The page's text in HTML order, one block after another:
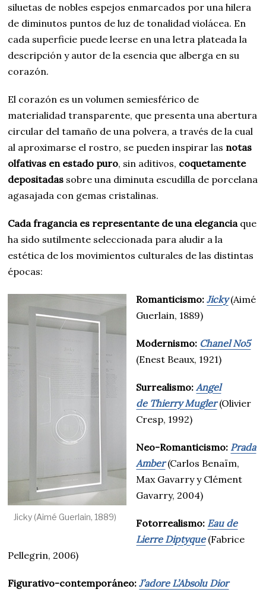
siluetas de nobles espejos enmarcados por una hilera
de diminutos puntos de luz de tonalidad violácea. En
cada superficie puede leerse en una letra plateada la
descripción y autor de la esencia que alberga en su
corazón.
El corazón es un volumen semiesférico de
materialidad transparente, que presenta una abertura
circular del tamaño de una polvera, a través de la cual
al aproximarse el rostro, se pueden inspirar las notas
olfativas en estado puro, sin aditivos, coquetamente
depositadas sobre una diminuta escudilla de porcelana
agasajada con gemas cristalinas.
Cada fragancia es representante de una eleganciaque
ha sido sutilmente seleccionada para aludir a la
estética de los movimientos culturales de las distintas
épocas:
Jicky (Aimé Guerlain, 1889)
Romanticismo:Jicky(Aimé
Guerlain, 1889)
Modernismo: Chanel No5
(Enest Beaux, 1921)
Surrealismo:Angel
de Thierry Mugler(Olivier
Cresp, 1992)
Neo-Romanticismo: Prada
Amber(Carlos Benaïm,
Max Gavarry y Clément
Gavarry, 2004)
Fotorrealismo: Eau de
Lierre Diptyque(Fabrice
Pellegrin, 2006)
Figurativo-contemporáneo:J’adore L’Absolu Dior